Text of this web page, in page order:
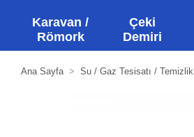
Karavan /
Römork
Çeki
Demiri
Ana Sayfa Su / Gaz Tesisatı / Temizlik